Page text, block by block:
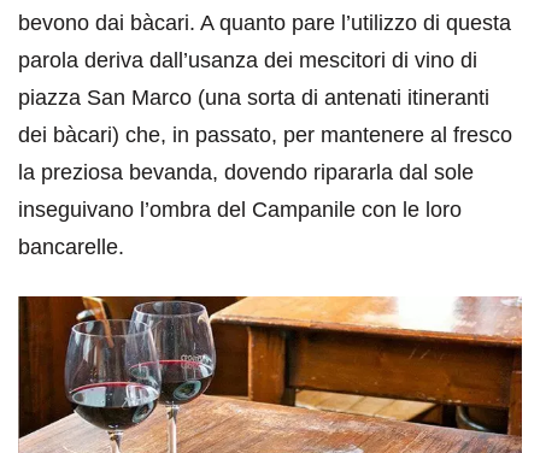
bevono dai bàcari. A quanto pare l’utilizzo di questa
parola deriva dall’usanza dei mescitori di vino di
piazza San Marco (una sorta di antenati itineranti
dei bàcari) che, in passato, per mantenere al fresco
la preziosa bevanda, dovendo ripararla dal sole
inseguivano l’ombra del Campanile con le loro
bancarelle.